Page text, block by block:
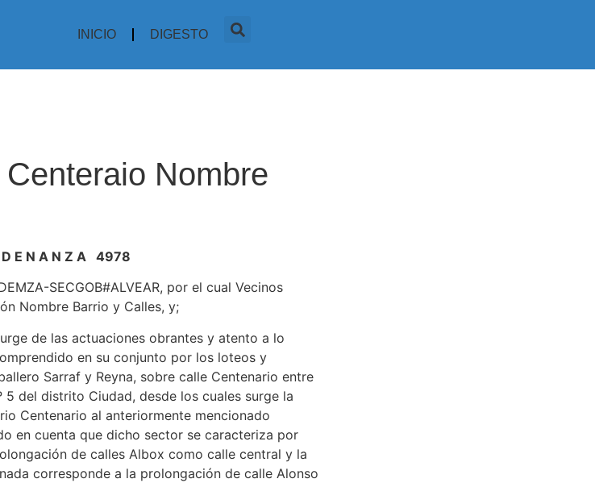
INICIO DIGESTO
Nombre
D E N A N Z A 4978
SECGOB#ALVEAR, por el cual Vecinos
Nombre Barrio y Calles, y;
de las actuaciones obrantes y atento a lo
en su conjunto por los loteos y
Sarraf y Reyna, sobre calle Centenario entre
5 del distrito Ciudad, desde los cuales surge la
Centenario al anteriormente mencionado
en cuenta que dicho sector se caracteriza por
de calles Albox como calle central y la
corresponde a la prolongación de calle Alonso